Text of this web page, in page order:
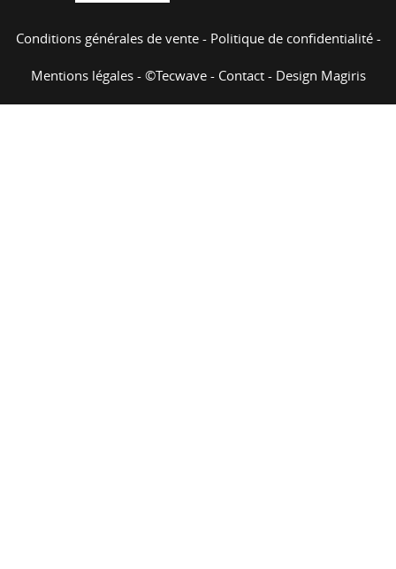
Conditions générales de vente- Politique de confidentialité-
Mentions légales- ©Tecwave- Contact- Design Magiris